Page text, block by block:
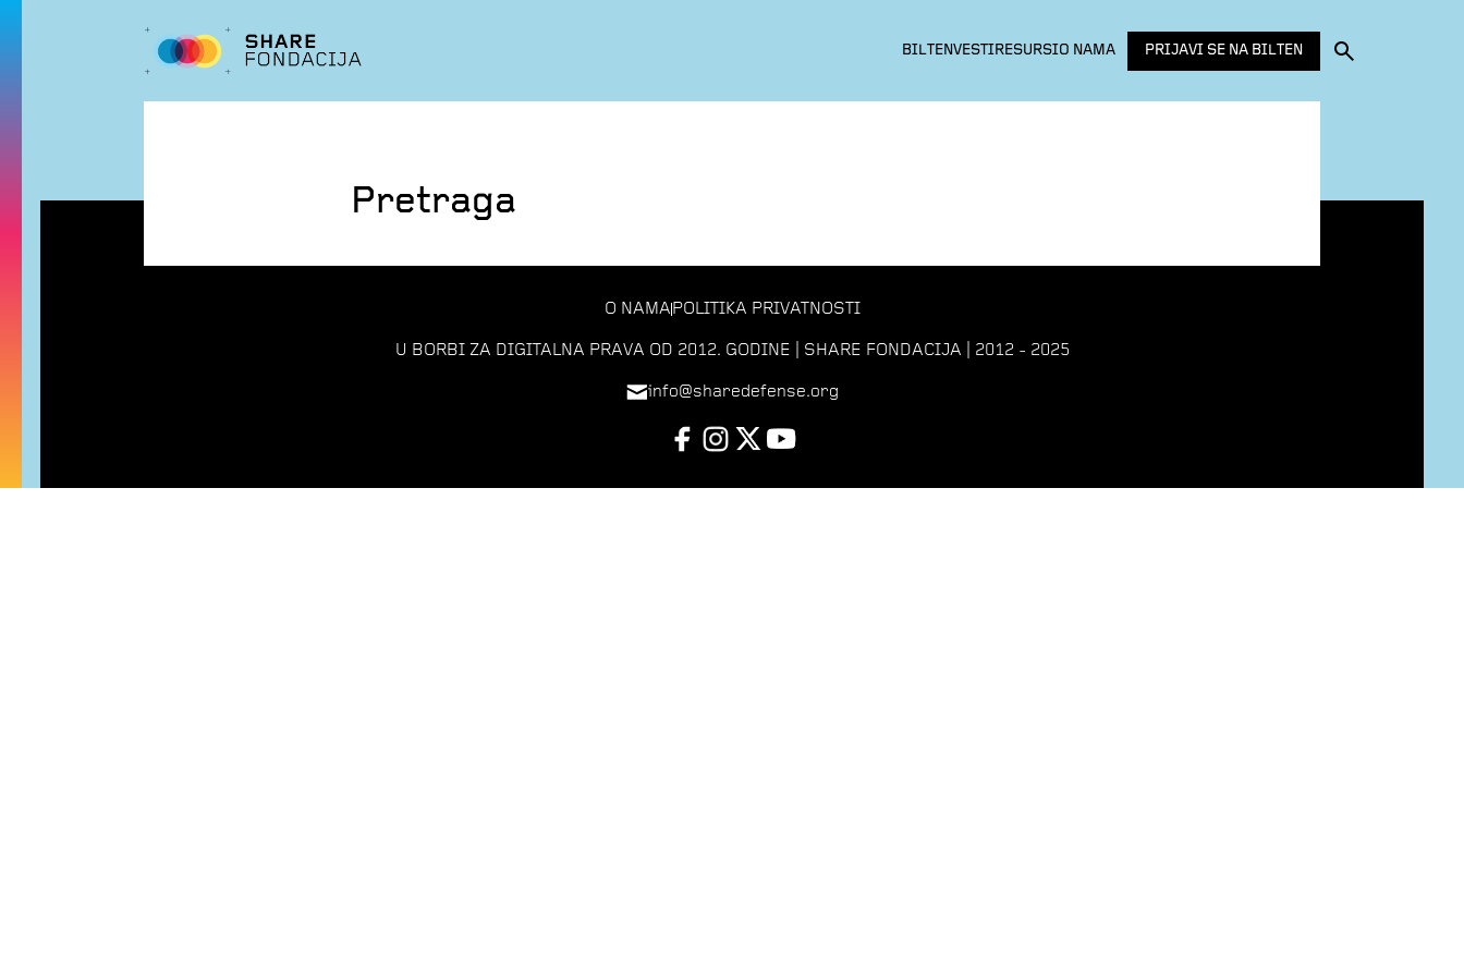
BILTENVESTIRESURSIO NAMA PRIJAVI SE NA BILTEN
Pretraga
O NAMAPOLITIKA PRIVATNOSTI
U BORBI ZA DIGITALNA PRAVA OD 2012. GODINE | SHARE FONDACIJA | 2012 - 2025
info@sharedefense.org